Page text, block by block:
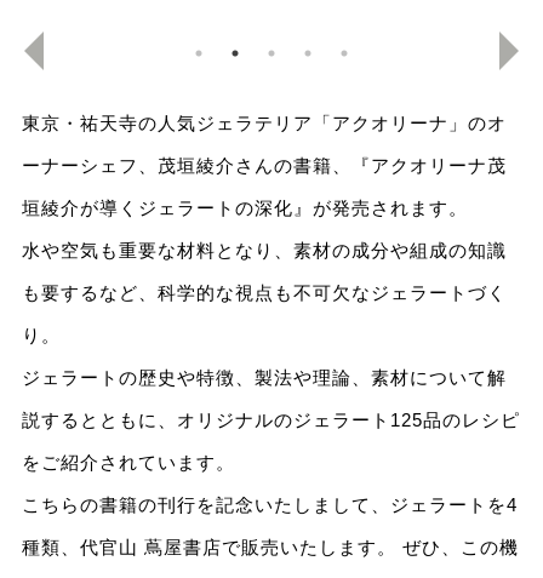
東京・祐天寺の人気ジェラテリア「アクオリーナ」のオ
ーナーシェフ、茂垣綾介さんの書籍、『アクオリーナ茂
垣綾介が導くジェラートの深化』が発売されます。
水や空気も重要な材料となり、素材の成分や組成の知識
も要するなど、科学的な視点も不可欠なジェラートづく
り。
ジェラートの歴史や特徴、製法や理論、素材について解
説するとともに、オリジナルのジェラート125品のレシピ
をご紹介されています。
こちらの書籍の刊行を記念いたしまして、ジェラートを4
種類、代官山 蔦屋書店で販売いたします。 ぜひ、この機